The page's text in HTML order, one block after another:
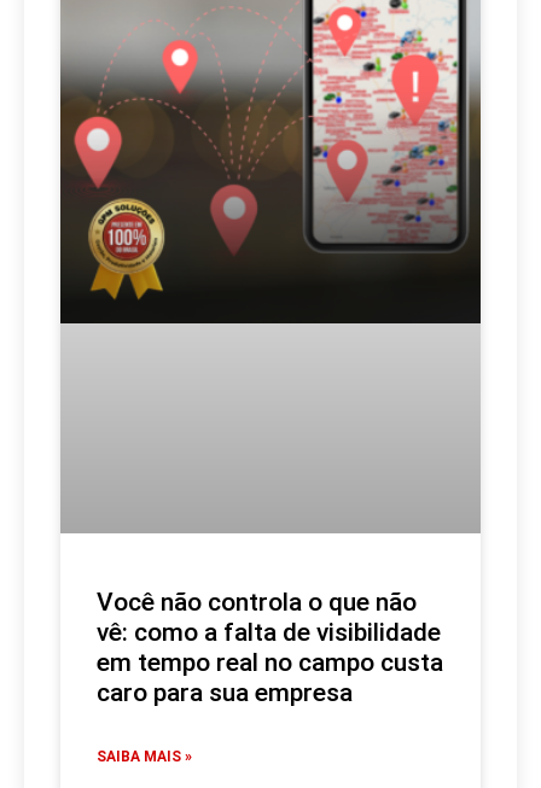
Você não controla o que não
vê: como a falta de visibilidade
em tempo real no campo custa
caro para sua empresa
SAIBA MAIS »